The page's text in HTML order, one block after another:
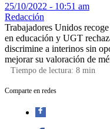
25/10/2022 - 10:51 am
Redacción
Trabajadores Unidos
en educación y UGT
discrimine a interinos sin
mejorar su valoración de
Tiempo de lectura: 8 min
Comparte en redes